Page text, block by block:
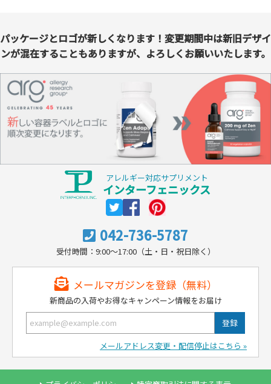
パッケージとロゴが新しくなります！変更期間中は新旧デザイ
ンが混在することもありますが、よろしくお願いいたします。
アレルギー対応サプリメント
インターフェニックス
042-736-5787
受付時間：9:00～17:00（土・日・祝日除く）
メールマガジンを登録（無料）
新商品の入荷やお得なキャンペーン情報をお届け
メールアドレス変更・配信停止はこちら »